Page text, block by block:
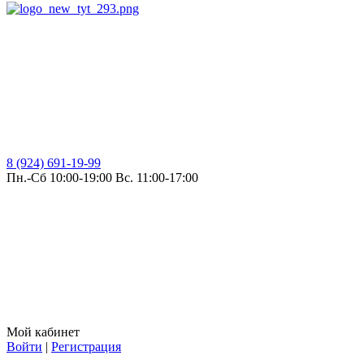
8 (924) 691-19-99
Пн.-Сб 10:00-19:00 Вс. 11:00-17:00
Мой кабинет
Войти | Регистрация